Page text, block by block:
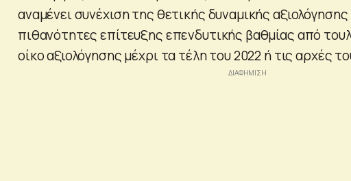
αναμένει συνέχιση της θετικής δυναμικής
πιθανότητες επίτευξης επενδυτικής βαθμίας από
οίκο αξιολόγησης μέχρι τα τέλη του 2022 ή τις αρχές